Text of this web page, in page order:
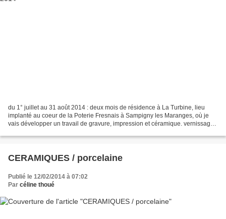
du 1° juillet au 31 août 2014 : deux mois de résidence à La Turbine, lieu
implanté au coeur de la Poterie Fresnais à Sampigny les Maranges, où je
vais développer un travail de gravure, impression et céramique. vernissage
CERAMIQUES / porcelaine
Publié le 12/02/2014 à 07:02
Par céline thoué